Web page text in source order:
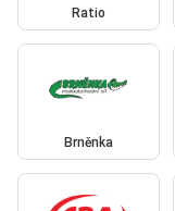
Ratio
Brněnka